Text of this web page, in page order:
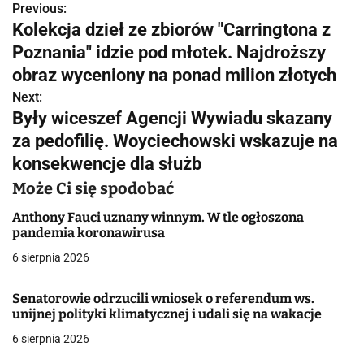
N
a
w
i
g
a
c
j
a
w
p
Previous:
Kolekcja dzieł ze zbiorów "Carringtona z
Poznania" idzie pod młotek. Najdroższy
obraz wyceniony na ponad milion złotych
Next:
Były wiceszef Agencji Wywiadu skazany
za pedofilię. Woyciechowski wskazuje na
konsekwencje dla służb
Może Ci się spodobać
Anthony Fauci uznany winnym. W tle ogłoszona
pandemia koronawirusa
6 sierpnia 2026
Senatorowie odrzucili wniosek o referendum ws.
unijnej polityki klimatycznej i udali się na wakacje
6 sierpnia 2026